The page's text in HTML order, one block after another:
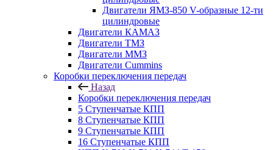
Двигатели ЯМЗ-850 V-образные 12-ти
цилиндровые
Двигатели КАМАЗ
Двигатели ТМЗ
Двигатели ММЗ
Двигатели Cummins
Коробки переключения передач
Назад
Коробки переключения передач
5 Ступенчатые КПП
8 Ступенчатые КПП
9 Ступенчатые КПП
16 Ступенчатые КПП